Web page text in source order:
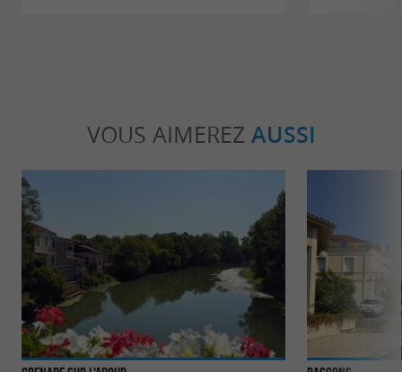
VOUS AIMEREZ AUSSI